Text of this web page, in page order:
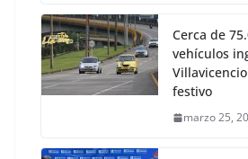
Cerca de
vehículos
festivo
marzo 25,